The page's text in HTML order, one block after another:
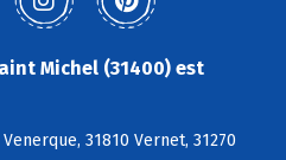
Michel (31400) est
31810 Vernet, 31270